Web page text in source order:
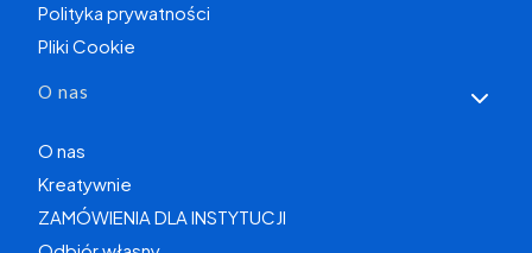
Polityka prywatności
Pliki Cookie
O nas
O nas
Kreatywnie
ZAMÓWIENIA DLA INSTYTUCJI